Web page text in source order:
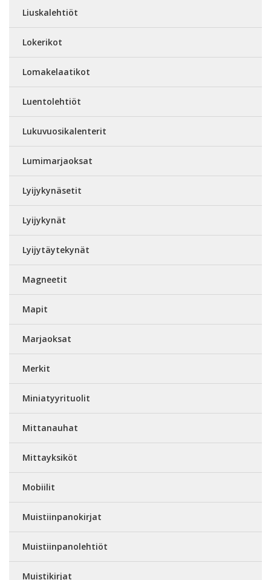
Liuskalehtiöt
Lokerikot
Lomakelaatikot
Luentolehtiöt
Lukuvuosikalenterit
Lumimarjaoksat
Lyijykynäsetit
Lyijykynät
Lyijytäytekynät
Magneetit
Mapit
Marjaoksat
Merkit
Miniatyyrituolit
Mittanauhat
Mittayksiköt
Mobiilit
Muistiinpanokirjat
Muistiinpanolehtiöt
Muistikirjat